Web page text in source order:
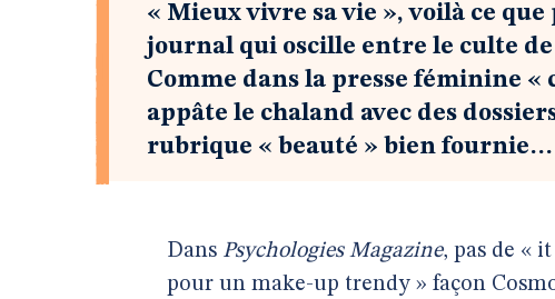
« Mieux vivre sa vie », voilà ce que
journal qui oscille entre le culte
Comme dans la presse féminine «
appâte le chaland avec des
rubrique « beauté » bien fournie…
Dans Psychologies Magazine, pas de «
pour un make-up trendy » façon